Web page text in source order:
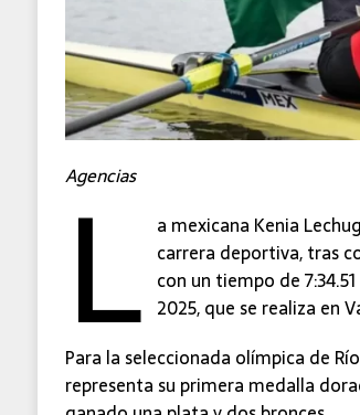
Agencias
L a mexicana Kenia
carrera deportiva, tras
con un tiempo de
2025, que se realiza en
Para la seleccionada olímpica de
representa su primera medalla